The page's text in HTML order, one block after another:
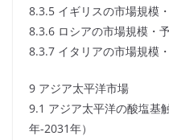
8.3.5 イギリスの市場規模
8.3.6 ロシアの市場規模・
8.3.7 イタリアの市場規模
9 アジア太平洋市場
9.1 アジア太平洋の酸塩基
年-2031年）